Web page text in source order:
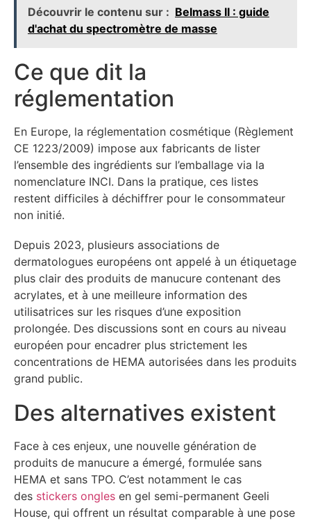
Découvrir le contenu sur : Belmass II : guide
d'achat du spectromètre de masse
Ce que dit la
réglementation
En Europe, la réglementation cosmétique (Règlement
CE 1223/2009) impose aux fabricants de lister
l’ensemble des ingrédients sur l’emballage via la
nomenclature INCI. Dans la pratique, ces listes
restent difficiles à déchiffrer pour le consommateur
non initié.
Depuis 2023, plusieurs associations de
dermatologues européens ont appelé à un étiquetage
plus clair des produits de manucure contenant des
acrylates, et à une meilleure information des
utilisatrices sur les risques d’une exposition
prolongée. Des discussions sont en cours au niveau
européen pour encadrer plus strictement les
concentrations de HEMA autorisées dans les produits
grand public.
Des alternatives existent
Face à ces enjeux, une nouvelle génération de
produits de manucure a émergé, formulée sans
HEMA et sans TPO. C’est notamment le cas
des stickers ongles en gel semi-permanent Geeli
House, qui offrent un résultat comparable à une pose